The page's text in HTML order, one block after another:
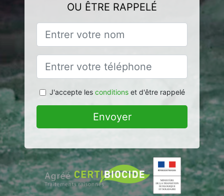
OU ÊTRE RAPPELÉ
J'accepte les conditionset d'être rappelé
Envoyer